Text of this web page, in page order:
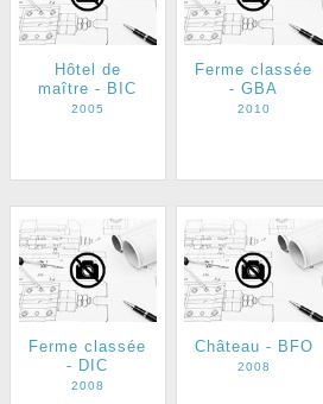
Hôtel de
maître - BIC
2005
Ferme classée
- GBA
2010
Ferme classée
- DIC
2008
Château - BFO
2008